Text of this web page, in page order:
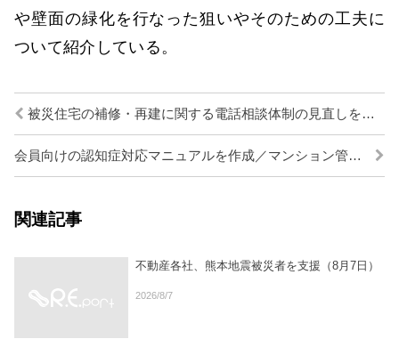
や壁面の緑化を行なった狙いやそのための工夫に
ついて紹介している。
被災住宅の補修・再建に関する電話相談体制の見直しを実施／国交省
会員向けの認知症対応マニュアルを作成／マンション管理業協会
関連記事
不動産各社、熊本地震被災者を支援（8月7日）
2026/8/7